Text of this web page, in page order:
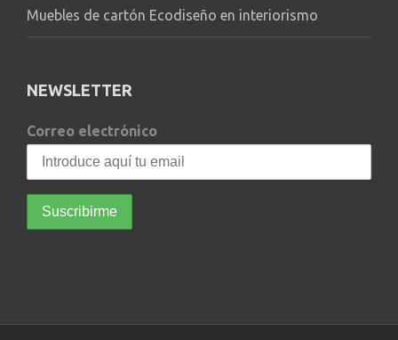
Muebles de cartón Ecodiseño en interiorismo
NEWSLETTER
Correo electrónico